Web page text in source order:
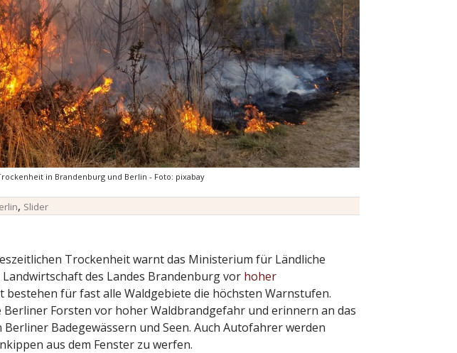
in Brandenburg und Berlin - Foto: pixabay
, Slider
Trockenheit warnt das Ministerium für Ländliche
des Landes Brandenburg vor hoher
bestehen für fast alle Waldgebiete die höchsten Warnstufen.
Berliner Forsten vor hoher Waldbrandgefahr und erinnern an das
Badegewässern und Seen. Auch Autofahrer werden
aus dem Fenster zu werfen.